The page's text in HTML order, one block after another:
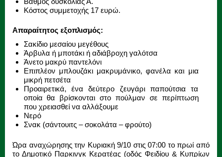
Κόστος συμμετοχής 17 ευρώ.
Απαραίτητος εξοπλισμός:
Σακίδιο μεσαίου μεγέθους
Άρβυλα ή μποτάκι ή αδιάβροχη γαλότσα
Άνετο μακρύ παντελόνι
Επιπλέον μπλουζάκι μακρυμάνικο, φανέλα και μια
μικρή πετσέτα
Προαιρετικά, ένα δεύτερο ζευγάρι παπούτσια τα
οποία θα βρίσκονται στο πούλμαν σε περίπτωση
που χρειασθεί να αλλάξουμε
Νερό
Σνακ (σάντουιτς – σοκολάτα – φρούτο)
Ώρα αναχώρησης την Κυριακή 9/10 στις 07:00 το πρωί από
το Δημοτικό Παρκινγκ Κερατέας (οδός Φειδίου & Κυπρίων